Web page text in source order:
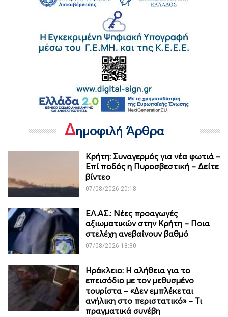
Δημοφιλή Άρθρα
Κρήτη: Συναγερμός για νέα φωτιά –
Επί ποδός η Πυροσβεστική – Δείτε
βίντεο
07/08/2026 20:18
ΕΛ.ΑΣ.: Νέες προαγωγές
αξιωματικών στην Κρήτη – Ποια
στελέχη ανεβαίνουν βαθμό
07/08/2026 18:30
Ηράκλειο: Η αλήθεια για το
επεισόδιο με τον μεθυσμένο
τουρίστα – «Δεν εμπλέκεται
ανήλικη στο περιστατικό» – Τι
πραγματικά συνέβη